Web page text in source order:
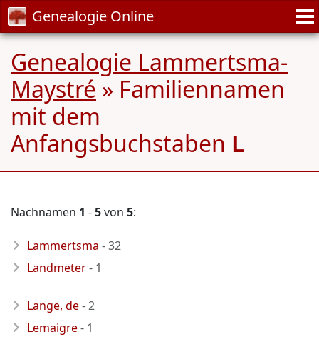
Genealogie Online
Genealogie Lammertsma-
Maystré » Familiennamen
mit dem
Anfangsbuchstaben L
Nachnamen 1 -5von 5:
Lammertsma - 32
Landmeter- 1
Lange, de- 2
Lemaigre- 1